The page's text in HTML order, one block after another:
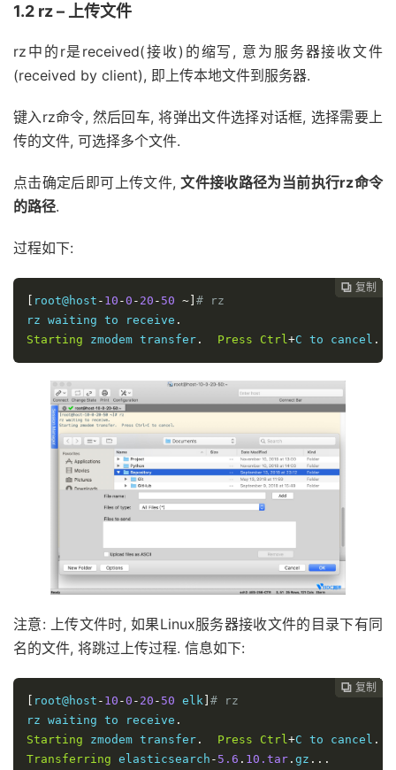
1.2 rz – 上传文件
rz中的r是received(接收)的缩写, 意为服务器接收文件
(received by client), 即上传本地文件到服务器.
键入rz命令, 然后回车, 将弹出文件选择对话框, 选择需要上
传的文件, 可选择多个文件.
点击确定后即可上传文件,文件接收路径为当前执行rz命令
的路径.
过程如下:
 复制
 复制
 复制
 复制
 复制
 复制
 复制
 复制
 复制
[ root@host - 10 -0 - 20 - 50 ~] # rz
rz waiting to receive .
Starting zmodem transfer . Press Ctrl +C to cancel .
注意: 上传文件时, 如果Linux服务器接收文件的目录下有同
名的文件, 将跳过上传过程. 信息如下:
 复制
 复制
 复制
 复制
 复制
 复制
 复制
 复制
root@host - 10 -0 - 20 - 50 elk # rz
rz waiting to receive .
Starting zmodem transfer . Press Ctrl +C to cancel .
Transferring elasticsearch - 5.6 . 10.tar . gz ...